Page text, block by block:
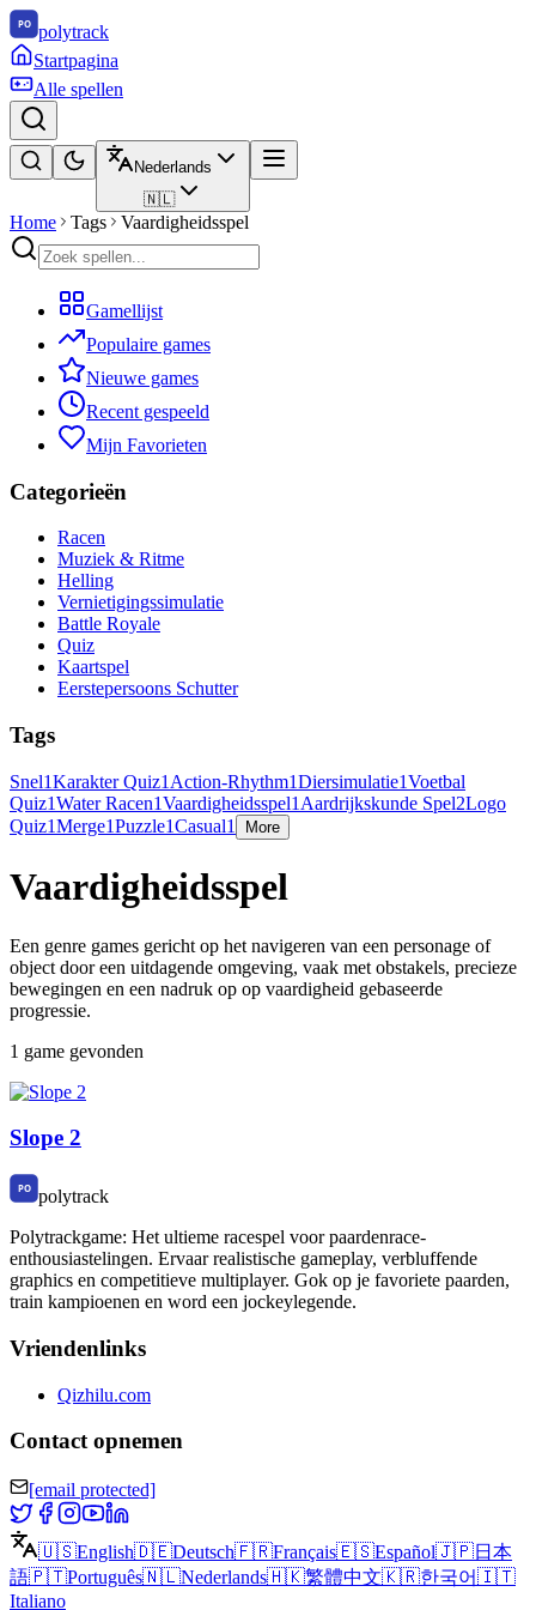
polytrack
Startpagina
Alle spellen
Nederlands
🇳🇱
Home Tags Vaardigheidsspel
Gamellijst
Populaire games
Nieuwe games
Recent gespeeld
Mijn Favorieten
Categorieën
Racen
Muziek & Ritme
Helling
Vernietigingssimulatie
Battle Royale
Quiz
Kaartspel
Eerstepersoons Schutter
Tags
Snel1Karakter Quiz1 Action-Rhythm1Diersimulatie1Voetbal
Quiz1Water Racen1Vaardigheidsspel1 Aardrijkskunde Spel2Logo
Quiz1Merge1Puzzle1Casual1 More
Vaardigheidsspel
Een genre games gericht op het navigeren van een personage of
object door een uitdagende omgeving, vaak met obstakels, precieze
bewegingen en een nadruk op op vaardigheid gebaseerde
progressie.
1 game gevonden
Slope 2
polytrack
Polytrackgame: Het ultieme racespel voor paardenrace-
enthousiastelingen. Ervaar realistische gameplay, verbluffende
graphics en competitieve multiplayer. Gok op je favoriete paarden,
train kampioenen en word een jockeylegende.
Vriendenlinks
Qizhilu.com
Contact opnemen
[email protected]
🇺🇸English🇩🇪Deutsch🇫🇷Français🇪🇸Español🇯🇵日本
語🇵🇹Português🇳🇱Nederlands🇭🇰繁體中文🇰🇷한국어🇮🇹
Italiano